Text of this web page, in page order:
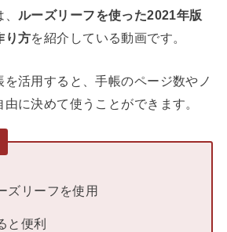
ルーズリーフを使った2021年版
り方を紹介している動画です。
を活用すると、手帳のページ数やノ
に決めて使うことができます。
ズリーフを使用
と便利